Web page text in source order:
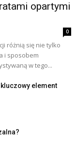
opartymi
0
różnią się nie tylko
i sposobem
w tego...
element